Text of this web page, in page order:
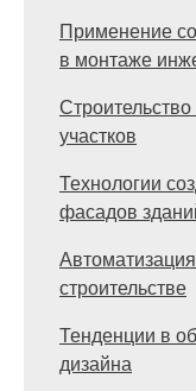
Применение
в монтаже
участков
Технологии
фасадов
строительстве
Тенденции в
дизайна